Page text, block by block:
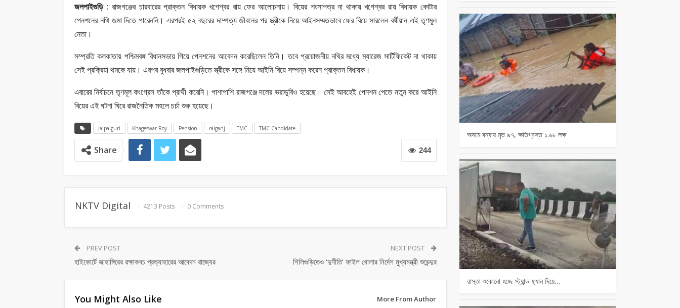
জলপাইগুড়ি : রাজগঞ্জের চারবারের প্রাক্তন বিধায়ক খগেশ্বর রায় ফের আলোচনায়। বিয়ের শংসাপত্র না থাকায় খগেশ্বর রায় বিধায়ক কোটার
পেনশনের নথি জমা দিতে পারেননি। এরপরই ৫২ বছরের দাম্পত্য জীবনের পর স্ত্রীকে নিয়ে আইনসম্মতভাবে ফের বিয়ে সারলেন বর্ষীয়ান এই তৃণমূল
নেতা।
সম্প্রতি কলকাতায় পশ্চিমবঙ্গ বিধানসভায় গিয়ে পেনশনের আবেদন করেছিলেন তিনি। তবে প্রয়োজনীয় নথির মধ্যে ম্যারেজ সার্টিফিকেট না থাকায়
সেই প্রক্রিয়া থমকে যায়। এরপর বুধবার জলপাইগুড়িতে স্ত্রীকে সঙ্গে নিয়ে আইনি বিয়ে সম্পন্ন করেন প্রাক্তন বিধায়ক।
এবারের নির্বাচনে তৃণমূল কংগ্রেস তাঁকে প্রার্থী করেনি। পাশাপাশি রাজগঞ্জে দলের ভরাডুবিও হয়েছে। সেই আবহেই পেনশন পেতে নতুন করে আইনি
বিয়ের এই ঘটনা ঘিরে রাজনৈতিক মহলে চর্চা শুরু হয়েছে।
Jalpaiguri Khageswar Roy Pension raiganj TMC TMC Candidate
244
Share
NKTV Digital 4213 Posts 0 Comments
PREV POST
হাইকোর্টে জাহাঙ্গিরের রক্ষাকবচ প্রত্যাহারের আবেদন রাজ্যের
NEXT POST
শিলিগুড়িতেও ‘দুর্নীতি’ ফাইল খোলার নির্দেশ মুখ্যমন্ত্রী শুভেন্দুর
You Might Also Like More From Author
অসমে বন্যায় মৃত ৯৭, ক্ষতিগ্রস্ত ১.৬৮ লক্ষ
রাস্তা শুকোনো হচ্ছে স্ট্যান্ড ফ্যান দিয়ে…